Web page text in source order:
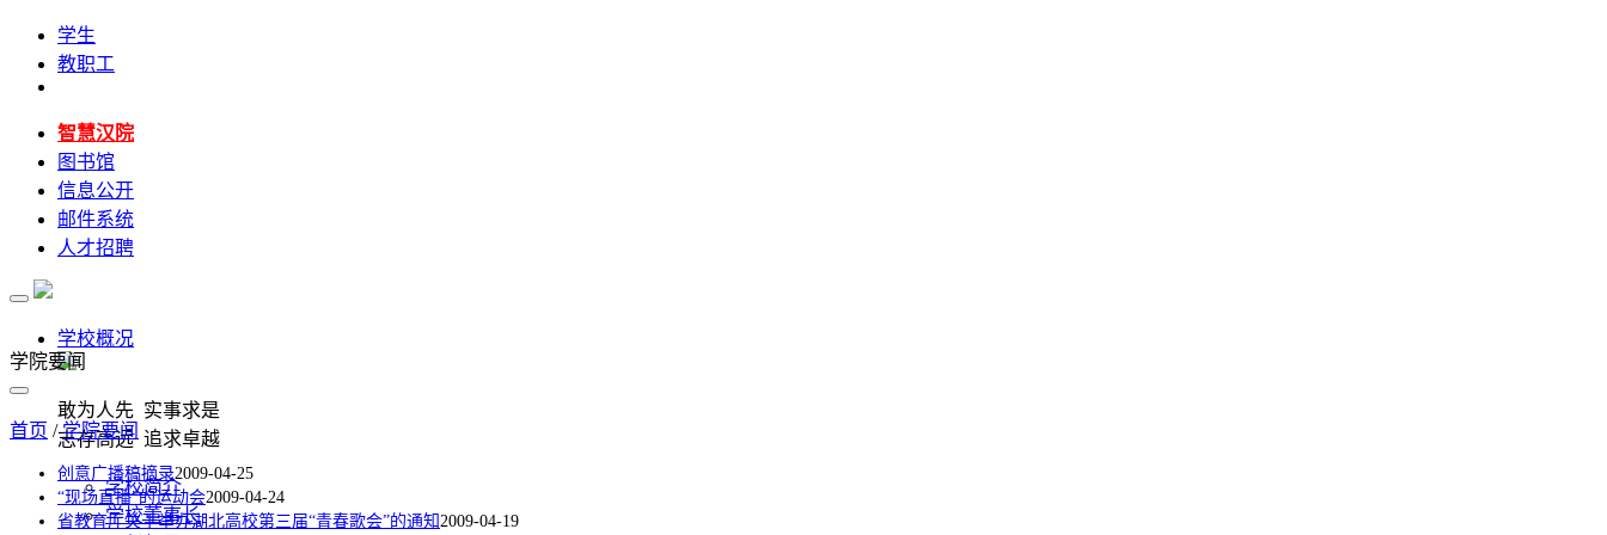
学生
教职工
智慧汉院
图书馆
信息公开
邮件系统
人才招聘
学校概况
敢为人先 实事求是
志存高远 追求卓越
学校简介
学校董事长
学院要闻
首页 /学院要闻
创意广播稿摘录2009-04-25
“现场直播”的运动会2009-04-24
省教育厅关于举办湖北高校第三届“青春歌会”的通知2009-04-19